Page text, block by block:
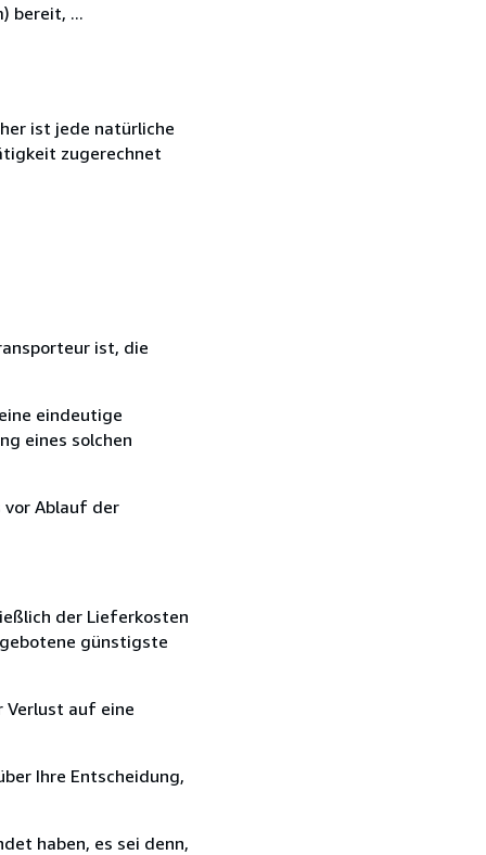
bereit, ...
ist jede natürliche
zugerechnet
ist, die
eine eindeutige
eines solchen
vor Ablauf der
der Lieferkosten
günstigste
Verlust auf eine
Ihre Entscheidung,
haben, es sei denn,